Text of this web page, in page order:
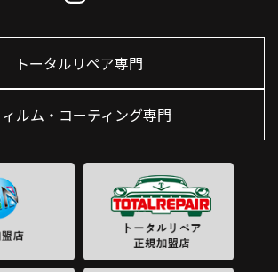
トータルリペア専門
ルム・コーティング専門